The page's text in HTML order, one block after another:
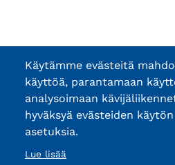
Käytämme evästeitä
käyttöä, parantamaan
analysoimaan
hyväksyä evästeiden
asetuksia.
Lue lisää